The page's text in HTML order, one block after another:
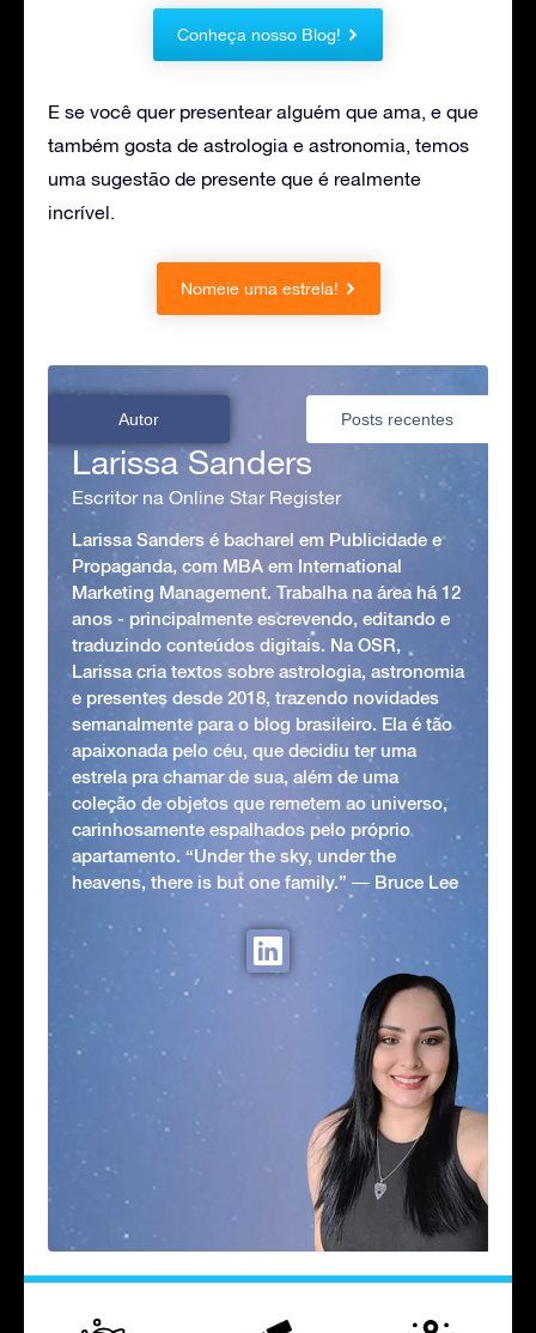
Conheça nosso Blog!
E se você quer presentear alguém que ama, e que
também gosta de astrologia e astronomia, temos
uma sugestão de presente que é realmente
incrível.
Nomeie uma estrela!
Autor Posts recentes
Larissa Sanders
Escritor na Online Star Register
Larissa Sanders é bacharel em Publicidade e
Propaganda, com MBA em International
Marketing Management. Trabalha na área há 12
anos - principalmente escrevendo, editando e
traduzindo conteúdos digitais. Na OSR,
Larissa cria textos sobre astrologia, astronomia
e presentes desde 2018, trazendo novidades
semanalmente para o blog brasileiro. Ela é tão
apaixonada pelo céu, que decidiu ter uma
estrela pra chamar de sua, além de uma
coleção de objetos que remetem ao universo,
carinhosamente espalhados pelo próprio
apartamento. “Under the sky, under the
heavens, there is but one family.” ― Bruce Lee